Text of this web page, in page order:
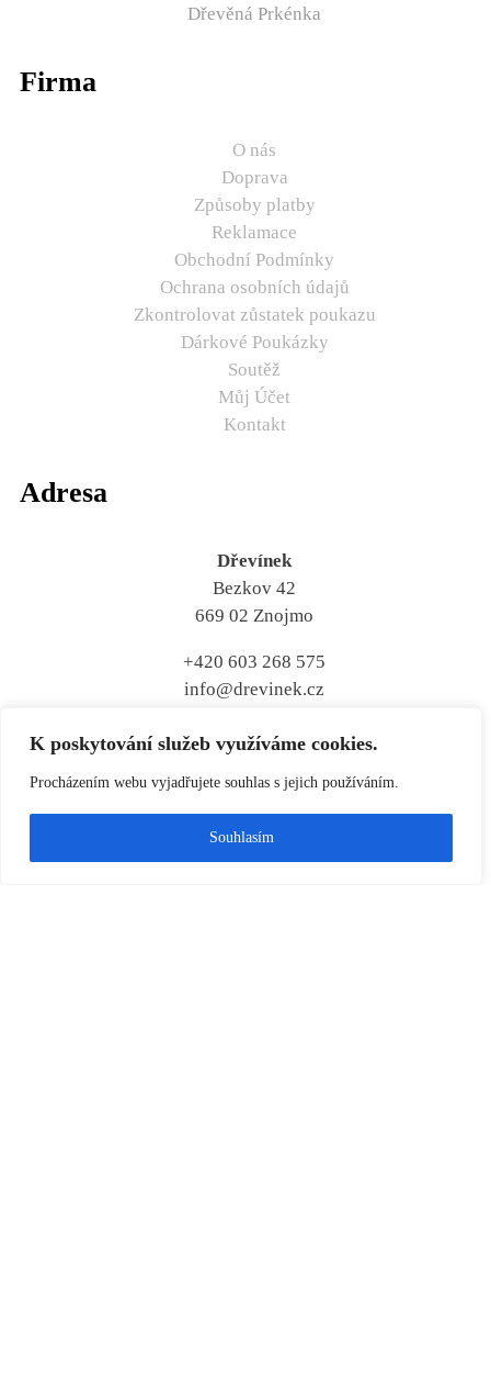
K poskytování služeb využíváme cookies.
Procházením webu vyjadřujete souhlas s jejich používáním.
Souhlasím
Dřevěná Prkénka
Firma
O nás
Doprava
Způsoby platby
Reklamace
Obchodní Podmínky
Ochrana osobních údajů
Zkontrolovat zůstatek poukazu
Dárkové Poukázky
Soutěž
Můj Účet
Kontakt
Adresa
Dřevínek
Bezkov 42
669 02 Znojmo
+420 603 268 575
info@drevinek.cz
Žijete mimo Českou republiku?
Žádný problém, zasíláme